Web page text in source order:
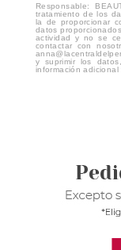
Responsable:
tratamiento de los
la de proporcionar
datos
actividad y no se
contactar con
y suprimir los
información